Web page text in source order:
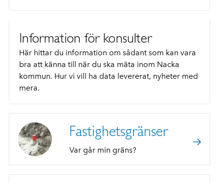
Information för konsulter
Här hittar du information om sådant som kan vara
bra att känna till när du ska mäta inom Nacka
kommun. Hur vi vill ha data levererat, nyheter med
mera.
Fastighetsgränser
Var går min gräns?